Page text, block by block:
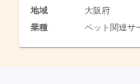
地域
大阪府
業種
ペット関連サ